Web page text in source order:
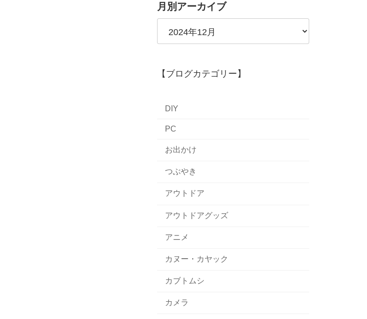
月別アーカイブ
【ブログカテゴリー】
DIY
PC
お出かけ
つぶやき
アウトドア
アウトドアグッズ
アニメ
カヌー・カヤック
カブトムシ
カメラ